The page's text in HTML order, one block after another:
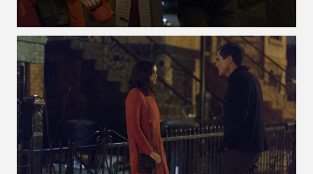
VOIR LA PHOTO EN GRAND FORMAT